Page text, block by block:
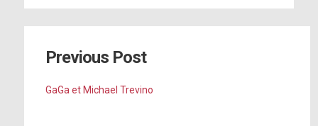
Previous Post
GaGa et Michael Trevino